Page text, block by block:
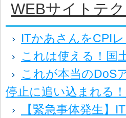
WEBサイトテ
ITかあさんをCPI
これは使える！国
これが本当のDoS
停止に追い込まれる！
【緊急事体発生